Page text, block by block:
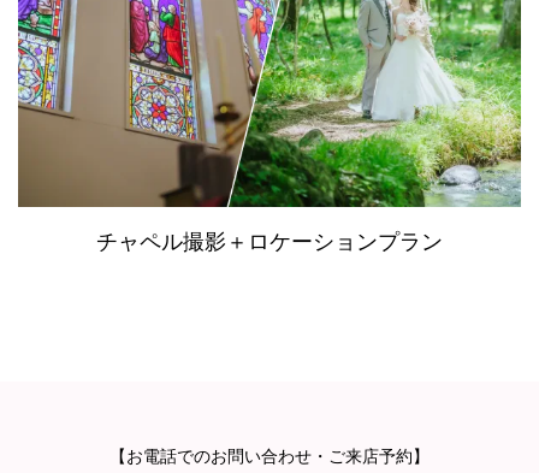
チャペル撮影＋ロケーションプラン
【お電話でのお問い合わせ・ご来店予約】